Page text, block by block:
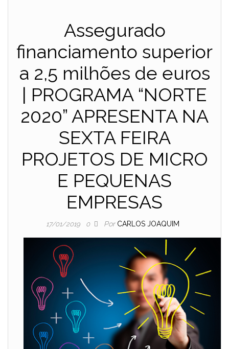
Assegurado
financiamento superior
a 2,5 milhões de euros
| PROGRAMA “NORTE
2020” APRESENTA NA
SEXTA FEIRA
PROJETOS DE MICRO
E PEQUENAS
EMPRESAS
17/01/2019 0 Por CARLOS JOAQUIM